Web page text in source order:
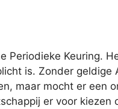
Periodieke Keuring.
is. Zonder
maar mocht er een
er voor